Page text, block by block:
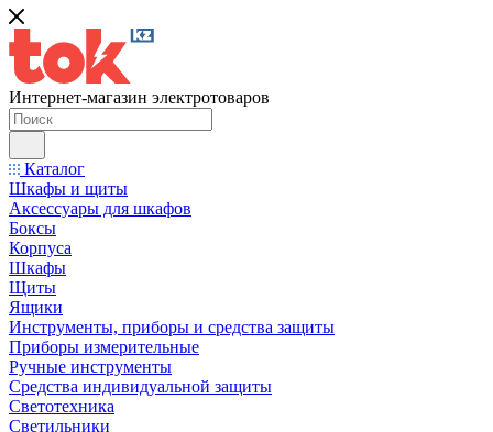
Интернет-магазин электротоваров
Каталог
Шкафы и щиты
Аксессуары для шкафов
Боксы
Корпуса
Шкафы
Щиты
Ящики
Инструменты, приборы и средства защиты
Приборы измерительные
Ручные инструменты
Средства индивидуальной защиты
Светотехника
Светильники